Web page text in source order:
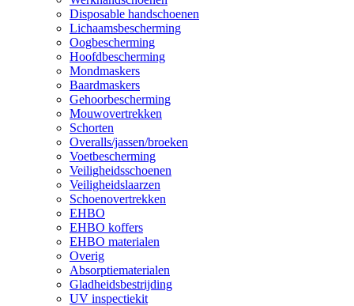
Disposable handschoenen
Lichaamsbescherming
Oogbescherming
Hoofdbescherming
Mondmaskers
Baardmaskers
Gehoorbescherming
Mouwovertrekken
Schorten
Overalls/jassen/broeken
Voetbescherming
Veiligheidsschoenen
Veiligheidslaarzen
Schoenovertrekken
EHBO
EHBO koffers
EHBO materialen
Overig
Absorptiematerialen
Gladheidsbestrijding
UV inspectiekit